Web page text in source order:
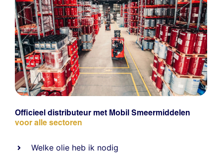
Officieel distributeur met Mobil Smeermiddelen
voor alle sectoren
Welke olie heb ik nodig